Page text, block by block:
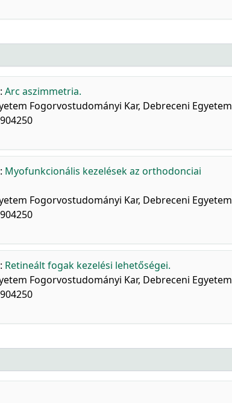
: Arc aszimmetria.
Fogorvostudományi Kar, Debreceni Egyetem
: Myofunkcionális kezelések az orthodonciai
Fogorvostudományi Kar, Debreceni Egyetem
: Retineált fogak kezelési lehetőségei.
Fogorvostudományi Kar, Debreceni Egyetem